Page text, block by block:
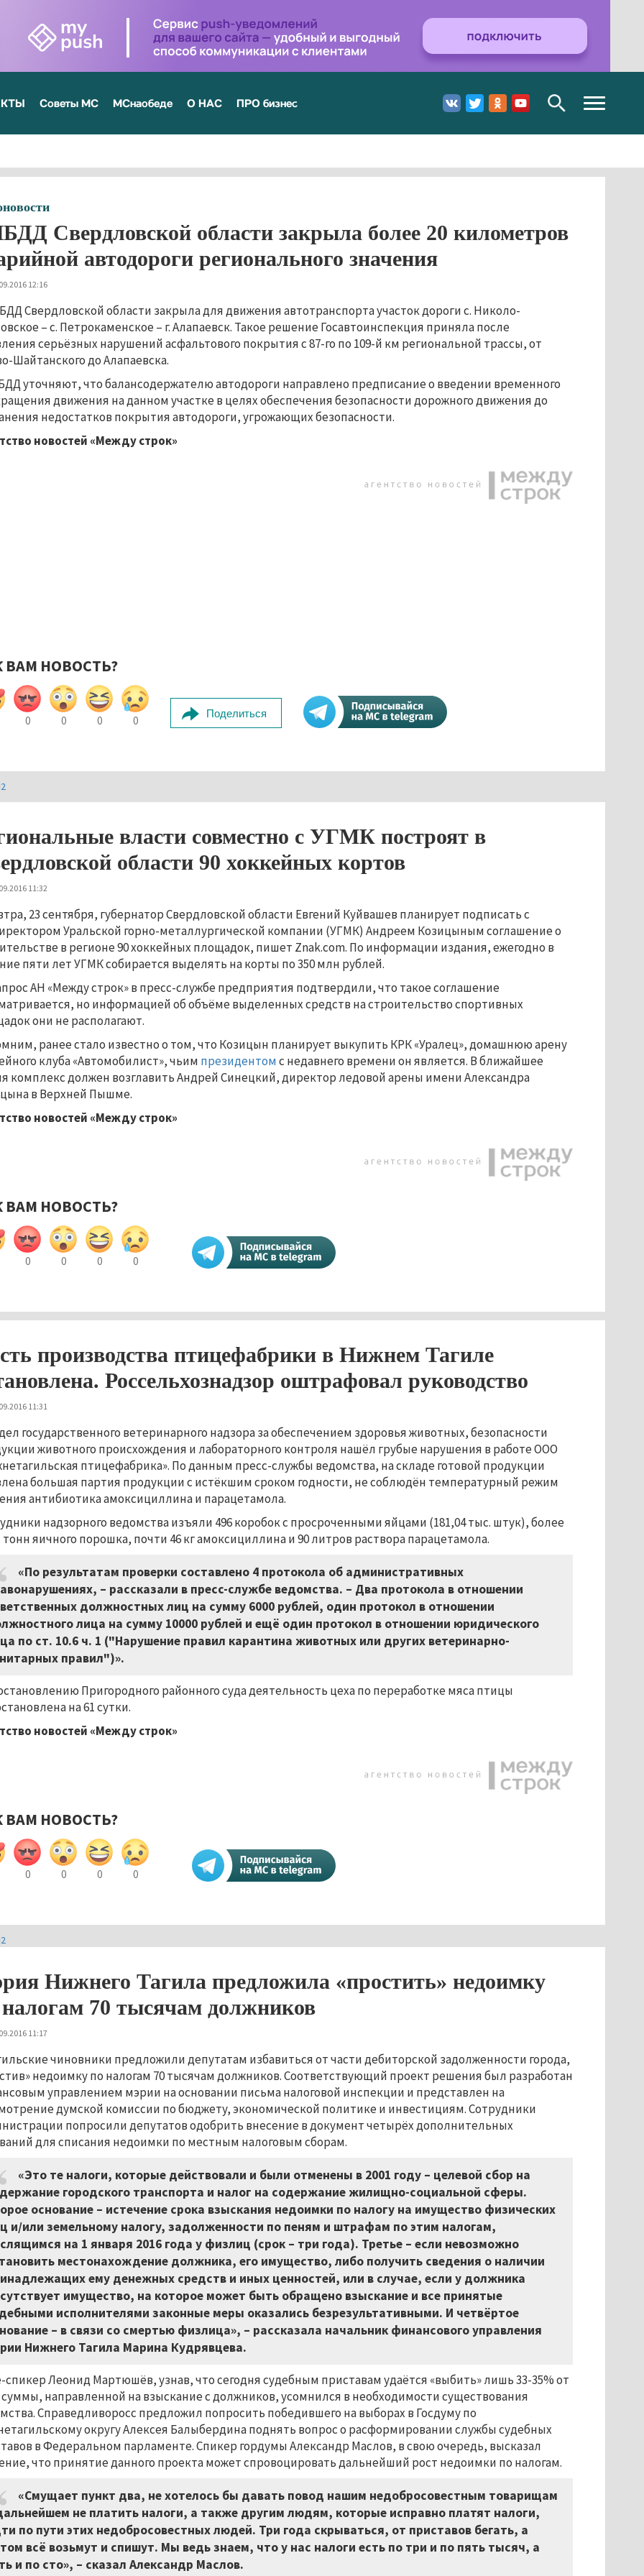
Советы МС МСнаобеде О НАС ПРО бизнес
Toggle
navigation
Свердловской области закрыла более 20 километров
автодороги регионального значения
12:16
Свердловской области закрыла для движения автотранспорта участок дороги с. Николо-
– с. Петрокаменское – г. Алапаевск. Такое решение Госавтоинспекция приняла после
серьёзных нарушений асфальтового покрытия с 87-го по 109-й км региональной трассы, от
Шайтанского до Алапаевска.
уточняют, что балансодержателю автодороги направлено предписание о введении временного
движения на данном участке в целях обеспечения безопасности дорожного движения до
недостатков покрытия автодороги, угрожающих безопасности.
новостей «Между строк»
ВАМ НОВОСТЬ?
0 0 0 0
Поделиться
власти совместно с УГМК построят в
области 90 хоккейных кортов
11:32
23 сентября, губернатор Свердловской области Евгений Куйвашев планирует подписать с
Уральской горно-металлургической компании (УГМК) Андреем Козицыным соглашение о
в регионе 90 хоккейных площадок, пишет Znak.com. По информации издания, ежегодно в
пяти лет УГМК собирается выделять на корты по 350 млн рублей.
АН «Между строк» в пресс-службе предприятия подтвердили, что такое соглашение
но информацией об объёме выделенных средств на строительство спортивных
они не располагают.
ранее стало известно о том, что Козицын планирует выкупить КРК «Уралец», домашнюю арену
клуба «Автомобилист», чьим президентомс недавнего времени он является. В ближайшее
комплекс должен возглавить Андрей Синецкий, директор ледовой арены имени Александра
в Верхней Пышме.
новостей «Между строк»
ВАМ НОВОСТЬ?
0 0 0 0
производства птицефабрики в Нижнем Тагиле
Россельхознадзор оштрафовал руководство
11:31
государственного ветеринарного надзора за обеспечением здоровья животных, безопасности
животного происхождения и лабораторного контроля нашёл грубые нарушения в работе ООО
птицефабрика». По данным пресс-службы ведомства, на складе готовой продукции
большая партия продукции с истёкшим сроком годности, не соблюдён температурный режим
антибиотика амоксициллина и парацетамола.
надзорного ведомства изъяли 496 коробок с просроченными яйцами (181,04 тыс. штук), более
яичного порошка, почти 46 кг амоксициллина и 90 литров раствора парацетамола.
«По результатам проверки составлено 4 протокола об административных
– рассказали в пресс-службе ведомства. – Два протокола в отношении
должностных лиц на сумму 6000 рублей, один протокол в отношении
лица на сумму 10000 рублей и ещё один протокол в отношении юридического
по ст. 10.6 ч. 1 ("Нарушение правил карантина животных или других ветеринарно-
правил")».
Пригородного районного суда деятельность цеха по переработке мяса птицы
на 61 сутки.
новостей «Между строк»
ВАМ НОВОСТЬ?
0 0 0 0
Нижнего Тагила предложила «простить» недоимку
70 тысячам должников
11:17
чиновники предложили депутатам избавиться от части дебиторской задолженности города,
недоимку по налогам 70 тысячам должников. Соответствующий проект решения был разработан
управлением мэрии на основании письма налоговой инспекции и представлен на
думской комиссии по бюджету, экономической политике и инвестициям. Сотрудники
попросили депутатов одобрить внесение в документ четырёх дополнительных
для списания недоимки по местным налоговым сборам.
«Это те налоги, которые действовали и были отменены в 2001 году – целевой сбор на
городского транспорта и налог на содержание жилищно-социальной сферы.
основание – истечение срока взыскания недоимки по налогу на имущество физических
и/или земельному налогу, задолженности по пеням и штрафам по этим налогам,
на 1 января 2016 года у физлиц (срок – три года). Третье – если невозможно
местонахождение должника, его имущество, либо получить сведения о наличии
ему денежных средств и иных ценностей, или в случае, если у должника
имущество, на которое может быть обращено взыскание и все принятые
исполнителями законные меры оказались безрезультативными. И четвёртое
– в связи со смертью физлица», – рассказала начальник финансового управления
Нижнего Тагила Марина Кудрявцева.
спикер Леонид Мартюшёв, узнав, что сегодня судебным приставам удаётся «выбить» лишь 33-35% от
суммы, направленной на взыскание с должников, усомнился в необходимости существования
Справедливоросс предложил попросить победившего на выборах в Госдуму по
округу Алексея Балыбердина поднять вопрос о расформировании службы судебных
в Федеральном парламенте. Спикер гордумы Александр Маслов, в свою очередь, высказал
что принятие данного проекта может спровоцировать дальнейший рост недоимки по налогам.
«Смущает пункт два, не хотелось бы давать повод нашим недобросовестным товарищам
не платить налоги, а также другим людям, которые исправно платят налоги,
по пути этих недобросовестных людей. Три года скрываться, от приставов бегать, а
всё возьмут и спишут. Мы ведь знаем, что у нас налоги есть по три и по пять тысяч, а
и по сто», – сказал Александр Маслов.